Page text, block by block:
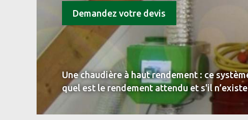
Demandez votre devis
Une chaudière à haut rendement : ce
quel est le rendement attendu et s'il